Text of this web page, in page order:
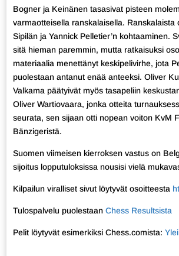
Bogner ja Keinänen tasasivat pisteen
varmaotteisella ranskalaisella. Ranskalaista
Sipilän ja Yannick Pelletier’n kohtaaminen.
sitä hieman paremmin, mutta ratkaisuksi
materiaalia menettänyt keskipelivirhe, jota
puolestaan antanut enää anteeksi. Oliver
Valkama päätyivät myös tasapeliin
Oliver Wartiovaara, jonka otteita
seurata, sen sijaan otti nopean voiton KvM
Bänzigeristä.
Suomen viimeisen kierroksen vastus on
sijoitus lopputuloksissa nousisi vielä
Kilpailun viralliset sivut löytyvät osoitteesta
Tulospalvelu puolestaan Chess Resultsista
Pelit löytyvät esimerkiksi Chess.comista: